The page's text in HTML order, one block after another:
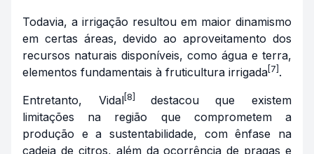
Todavia, a irrigação resultou em maior dinamismo
em certas áreas, devido ao aproveitamento dos
recursos naturais disponíveis, como água e terra,
elementos fundamentais à fruticultura irrigada[7] .
Entretanto, Vidal[8] destacou que existem
limitações na região que comprometem a
produção e a sustentabilidade, com ênfase na
cadeia de citros, além da ocorrência de pragas e